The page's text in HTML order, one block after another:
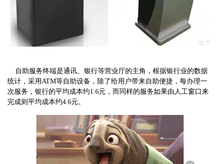
自助服务终端是通讯、银行等营业厅的主角，根据银行业的数据
统计，采用ATM等自助设备，除了给用户带来自助便捷，每办理一
次服务，银行的平均成本约1.6元，而同样的服务如果由人工窗口来
完成则平均成本约4.6元。